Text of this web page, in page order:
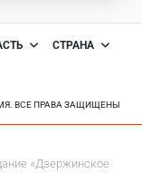
СТРАНА
ВСЕ ПРАВА ЗАЩИЩЕНЫ
«Дзержинское